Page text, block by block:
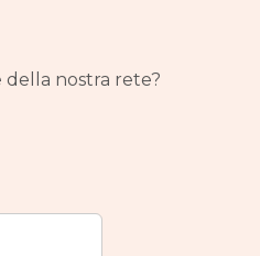
nostra rete?